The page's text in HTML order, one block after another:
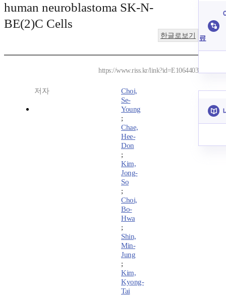
human neuroblastoma SK-N-
BE(2)C Cells
한글로보기
https://www.riss.kr/link?id=E1064403
저자
Choi,
Se-
Young
;
Chae,
Hee-
Don
;
Kim,
Jong-
So
;
Choi,
Bo-
Hwa
;
Shin,
Min-
Jung
;
Kim,
Kyong-
Tai
료